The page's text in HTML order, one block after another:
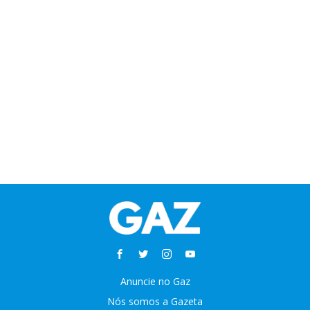
Anuncie no Gaz
Nós somos a Gazeta